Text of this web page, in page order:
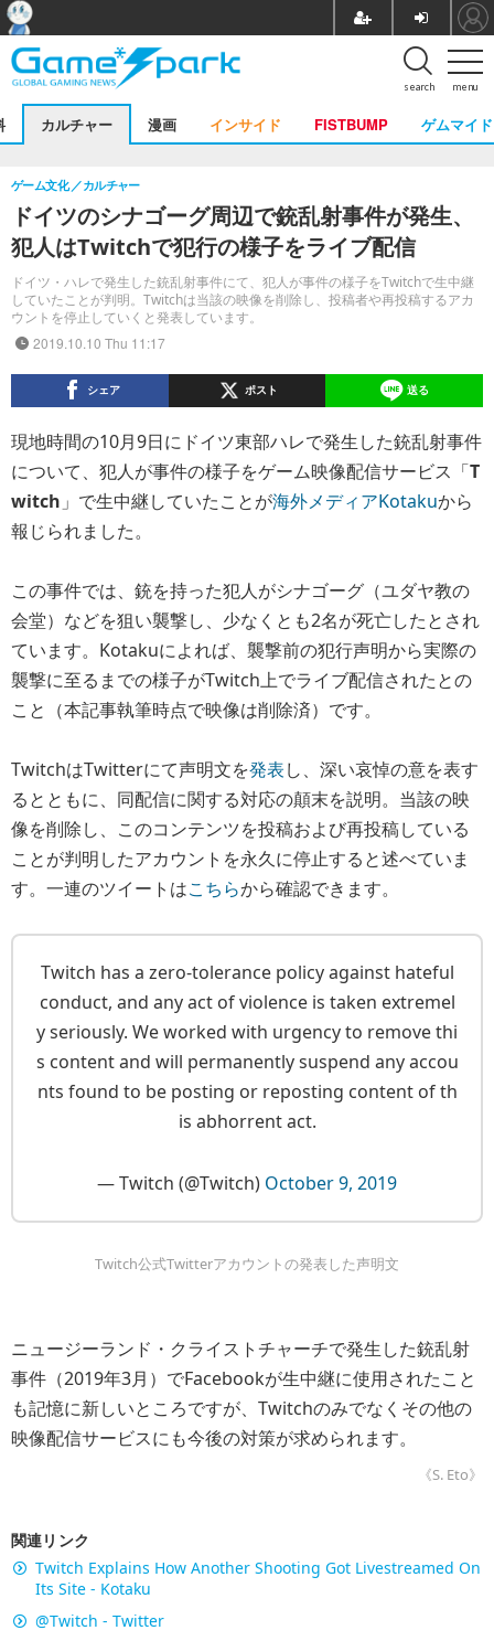
menu
search
カルチャー 漫画 インサイド FISTBUMP ゲムマイド
ドイツのシナゴーグ周辺で銃乱射事件が発生、
犯人はTwitchで犯行の様子をライブ配信
ドイツ・ハレで発生した銃乱射事件にて、犯人が事件の様子をTwitchで生中継
していたことが判明。Twitchは当該の映像を削除し、投稿者や再投稿するアカ
ウントを停止していくと発表しています。
ゲーム文化 カルチャー
2019.10.10 Thu 11:17
シェア ポスト 送る
現地時間の10月9日にドイツ東部ハレで発生した銃乱射事件
について、犯人が事件の様子をゲーム映像配信サービス「T
witch 」で生中継していたことが海外メディアKotakuから
報じられました。
この事件では、銃を持った犯人がシナゴーグ（ユダヤ教の
会堂）などを狙い襲撃し、少なくとも2名が死亡したとされ
ています。Kotakuによれば、襲撃前の犯行声明から実際の
襲撃に至るまでの様子がTwitch上でライブ配信されたとの
こと（本記事執筆時点で映像は削除済）です。
TwitchはTwitterにて声明文を発表し、深い哀悼の意を表す
るとともに、同配信に関する対応の顛末を説明。当該の映
像を削除し、このコンテンツを投稿および再投稿している
ことが判明したアカウントを永久に停止すると述べていま
す。一連のツイートはこちらから確認できます。
Twitch has a zero-tolerance policy against hateful
conduct, and any act of violence is taken extremel
y seriously. We worked with urgency to remove thi
s content and will permanently suspend any accou
nts found to be posting or reposting content of th
is abhorrent act.
— Twitch (@Twitch) October 9, 2019
Twitch公式Twitterアカウントの発表した声明文
ニュージーランド・クライストチャーチで発生した銃乱射
事件（2019年3月）でFacebookが生中継に使用されたこと
も記憶に新しいところですが、Twitchのみでなくその他の
映像配信サービスにも今後の対策が求められます。
《S. Eto》
関連リンク
Twitch Explains How Another Shooting Got Livestreamed On
Its Site - Kotaku
@Twitch - Twitter